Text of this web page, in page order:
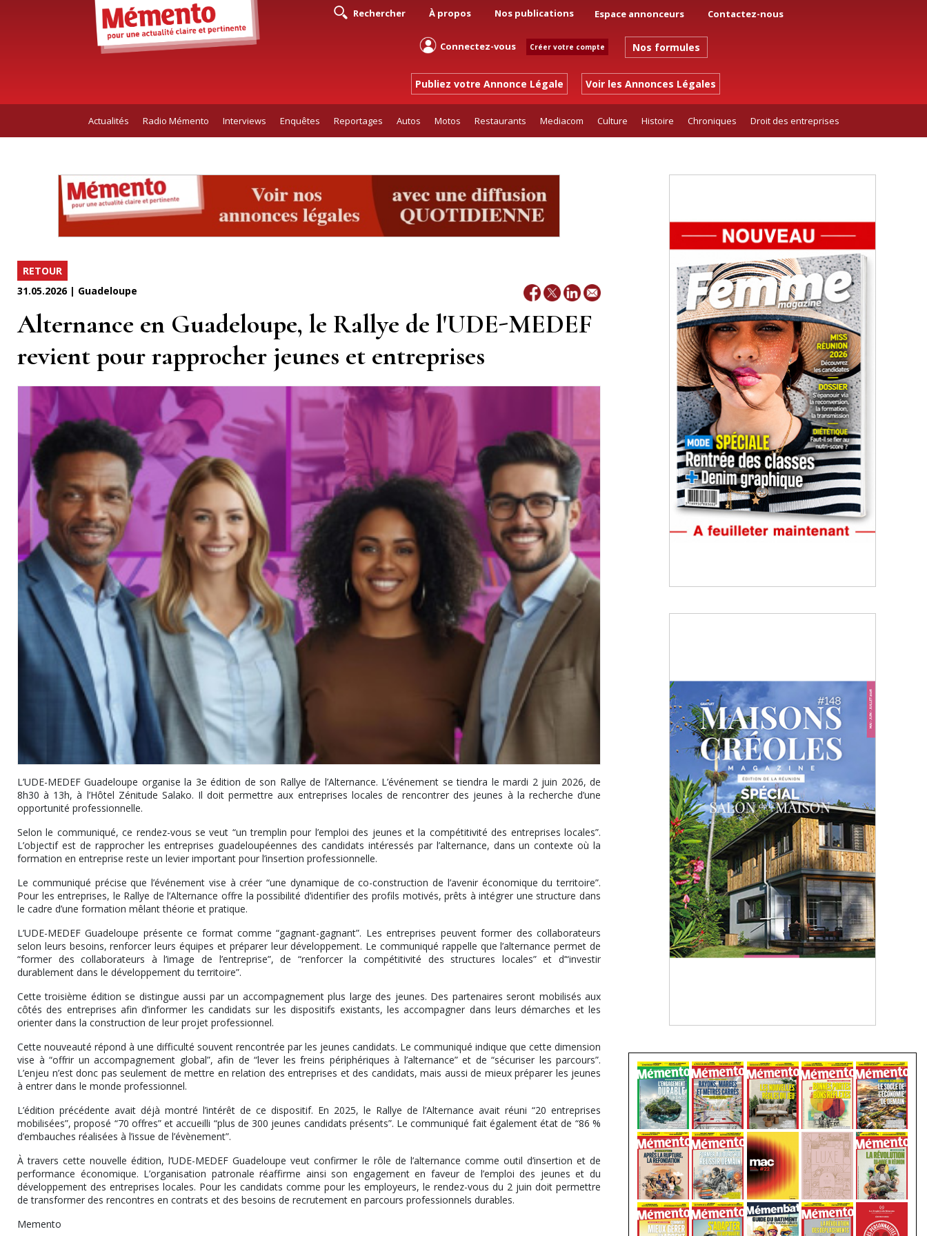
Rechercher À propos Nos publications Espace annonceurs Contactez-nous
Connectez-vous Créer votre compte Nos formules
Publiez votre Annonce Légale Voir les Annonces Légales
Actualités Radio Mémento Interviews Enquêtes Reportages Autos Motos Restaurants Mediacom Culture Histoire Chroniques Droit des entreprises
RETOUR
31.05.2026 | Guadeloupe
Alternance en Guadeloupe, le Rallye de l'UDE-MEDEF
revient pour rapprocher jeunes et entreprises
L’UDE-MEDEF Guadeloupe organise la 3e édition de son Rallye de l’Alternance. L’événement se tiendra le mardi 2 juin 2026, de
8h30 à 13h, à l’Hôtel Zénitude Salako. Il doit permettre aux entreprises locales de rencontrer des jeunes à la recherche d’une
opportunité professionnelle.
Selon le communiqué, ce rendez-vous se veut “un tremplin pour l’emploi des jeunes et la compétitivité des entreprises locales”.
L’objectif est de rapprocher les entreprises guadeloupéennes des candidats intéressés par l’alternance, dans un contexte où la
formation en entreprise reste un levier important pour l’insertion professionnelle.
Le communiqué précise que l’événement vise à créer “une dynamique de co-construction de l’avenir économique du territoire”.
Pour les entreprises, le Rallye de l’Alternance offre la possibilité d’identifier des profils motivés, prêts à intégrer une structure dans
le cadre d’une formation mêlant théorie et pratique.
L’UDE-MEDEF Guadeloupe présente ce format comme “gagnant-gagnant”. Les entreprises peuvent former des collaborateurs
selon leurs besoins, renforcer leurs équipes et préparer leur développement. Le communiqué rappelle que l’alternance permet de
“former des collaborateurs à l’image de l’entreprise”, de “renforcer la compétitivité des structures locales” et d’“investir
durablement dans le développement du territoire”.
Cette troisième édition se distingue aussi par un accompagnement plus large des jeunes. Des partenaires seront mobilisés aux
côtés des entreprises afin d’informer les candidats sur les dispositifs existants, les accompagner dans leurs démarches et les
orienter dans la construction de leur projet professionnel.
Cette nouveauté répond à une difficulté souvent rencontrée par les jeunes candidats. Le communiqué indique que cette dimension
vise à “offrir un accompagnement global”, afin de “lever les freins périphériques à l’alternance” et de “sécuriser les parcours”.
L’enjeu n’est donc pas seulement de mettre en relation des entreprises et des candidats, mais aussi de mieux préparer les jeunes
à entrer dans le monde professionnel.
L’édition précédente avait déjà montré l’intérêt de ce dispositif. En 2025, le Rallye de l’Alternance avait réuni “20 entreprises
mobilisées”, proposé “70 offres” et accueilli “plus de 300 jeunes candidats présents”. Le communiqué fait également état de “86 %
d’embauches réalisées à l’issue de l’évènement”.
À travers cette nouvelle édition, l’UDE-MEDEF Guadeloupe veut confirmer le rôle de l’alternance comme outil d’insertion et de
performance économique. L’organisation patronale réaffirme ainsi son engagement en faveur de l’emploi des jeunes et du
développement des entreprises locales. Pour les candidats comme pour les employeurs, le rendez-vous du 2 juin doit permettre
de transformer des rencontres en contrats et des besoins de recrutement en parcours professionnels durables.
Memento